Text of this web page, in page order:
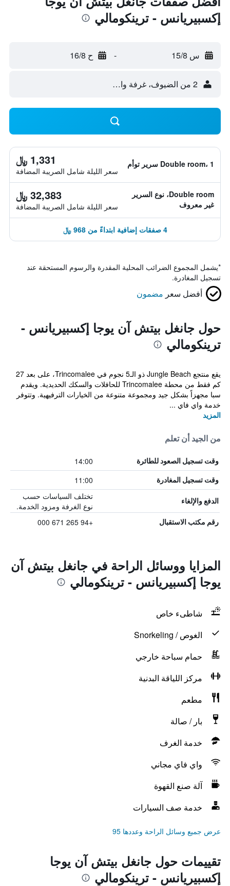
إكسبيريانس - ترينكومالي
س 15/8 - ح 16/8
2 من الضيوف، غرفة واحدة
Double room، 1 سرير توأم 1,331 ﷼
سعر الليلة شامل الصريبة المضافة
Double room، نوع السرير
غير معروف
32,383 ﷼
سعر الليلة شامل الصريبة المضافة
4 صفقات إضافية ابتداءً من 968 ﷼
*يشمل المجموع الضرائب المحلية المقدرة والرسوم المستحقة عند
تسجيل المغادرة.
أفضل سعر مضمون
حول جانغل بيتش آن يوجا إكسبيريانس -
ترينكومالي
يقع منتجع Jungle Beach ذو الـ5 نجوم في Trincomalee، على بعد 27
كم فقط من محطة Trincomalee للحافلات والسكك الحديدية. ويقدم
سبا مجهزاً بشكل جيد ومجموعة متنوعة من الخيارات الترفيهية. وتتوفر
خدمة واي فاي ...
المزيد
من الجيد أن تعلم
وقت تسجيل الصعود للطائرة 14:00
وقت تسجيل المغادرة 11:00
الدفع والإلغاء
تختلف السياسات حسب
نوع الغرفة ومزود الخدمة.
رقم مكتب الاستقبال +94 265 671 000
المزايا ووسائل الراحة في جانغل بيتش آن
يوجا إكسبيريانس - ترينكومالي
شاطىء خاص
الغوص / Snorkeling
حمام سباحة خارجي
مركز اللياقة البدنية
مطعم
بار / صالة
خدمة الغرف
واي فاي مجاني
آلة صنع القهوة
خدمة صف السيارات
عرض جميع وسائل الراحة وعددها 95
تقييمات حول جانغل بيتش آن يوجا
إكسبيريانس - ترينكومالي